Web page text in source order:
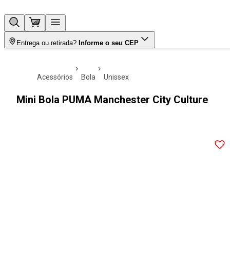
Entrega ou retirada? Informe o seu CEP
acessórios bola unissex
Mini Bola PUMA Manchester City Culture